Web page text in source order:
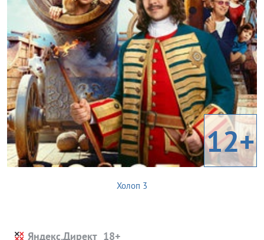
12+
Холоп 3
Яндекс.Директ